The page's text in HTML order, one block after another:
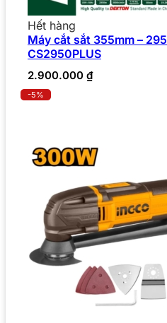
Hết hàng
Máy cắt sắt 355mm –
CS2950PLUS
2.900.000 ₫
-5%